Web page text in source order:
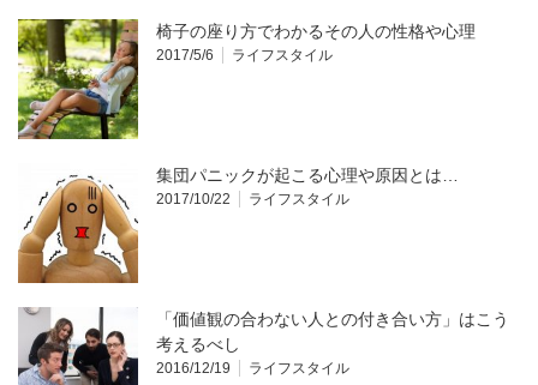
椅子の座り方でわかるその人の性格や心理
2017/5/6 ライフスタイル
集団パニックが起こる心理や原因とは…
2017/10/22 ライフスタイル
「価値観の合わない人との付き合い方」はこう
考えるべし
2016/12/19 ライフスタイル